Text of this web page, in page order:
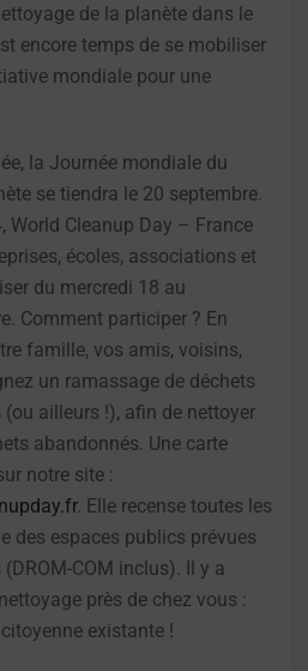
de la planète dans le
encore temps de se mobiliser
mondiale pour une
la Journée mondiale du
se tiendra le 20 septembre.
World Cleanup Day – France
écoles, associations et
du mercredi 18 au
Comment participer ? En
famille, vos amis, voisins,
un ramassage de déchets
ailleurs !), afin de nettoyer
abandonnés. Une carte
notre site :
. Elle recense toutes les
des espaces publics prévues
COM inclus). Il y a
près de chez vous :
existante !